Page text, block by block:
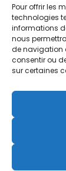
Pour offrir les
technologies
informations
nous
de navigation
consentir ou
sur certaines
SIÈGE
PROXIMITÉ
678
72230
TÉLÉPHONE
EMAIL